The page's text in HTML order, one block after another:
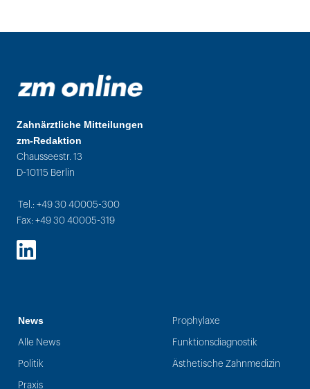
Zahnärztliche Mitteilungen
zm-Redaktion
Chausseestr. 13
D-10115 Berlin
Tel.: +49 30 40005-300
Fax: +49 30 40005-319
LinkedIn
News
Alle News
Politik
Praxis
Prophylaxe
Funktionsdiagnostik
Ästhetische Zahnmedizin